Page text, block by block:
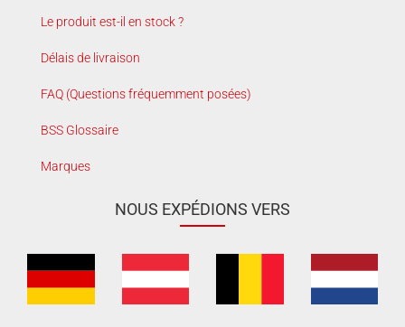
Le produit est-il en stock ?
Délais de livraison
FAQ (Questions fréquemment posées)
BSS Glossaire
Marques
NOUS EXPÉDIONS VERS